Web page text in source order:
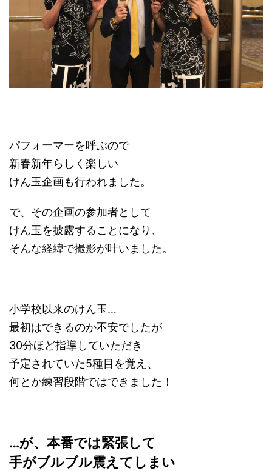
パフォーマーを呼ぶので
新春新年らしく楽しい
けん玉企画も行われました。
で、その企画の参加者として
けん玉を披露することになり、
そんな経緯で撮影が叶いました。
小学校以来のけん玉…
最初はできるのか不安でしたが
30分ほど指導していただき
予定されていた5種目を覚え、
何とか練習段階ではできました！
…が、本番では緊張して
手がブルブル震えてしまい